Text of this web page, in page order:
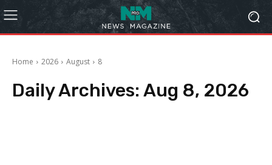
Home 2026 August 8
Daily Archives: Aug 8, 2026